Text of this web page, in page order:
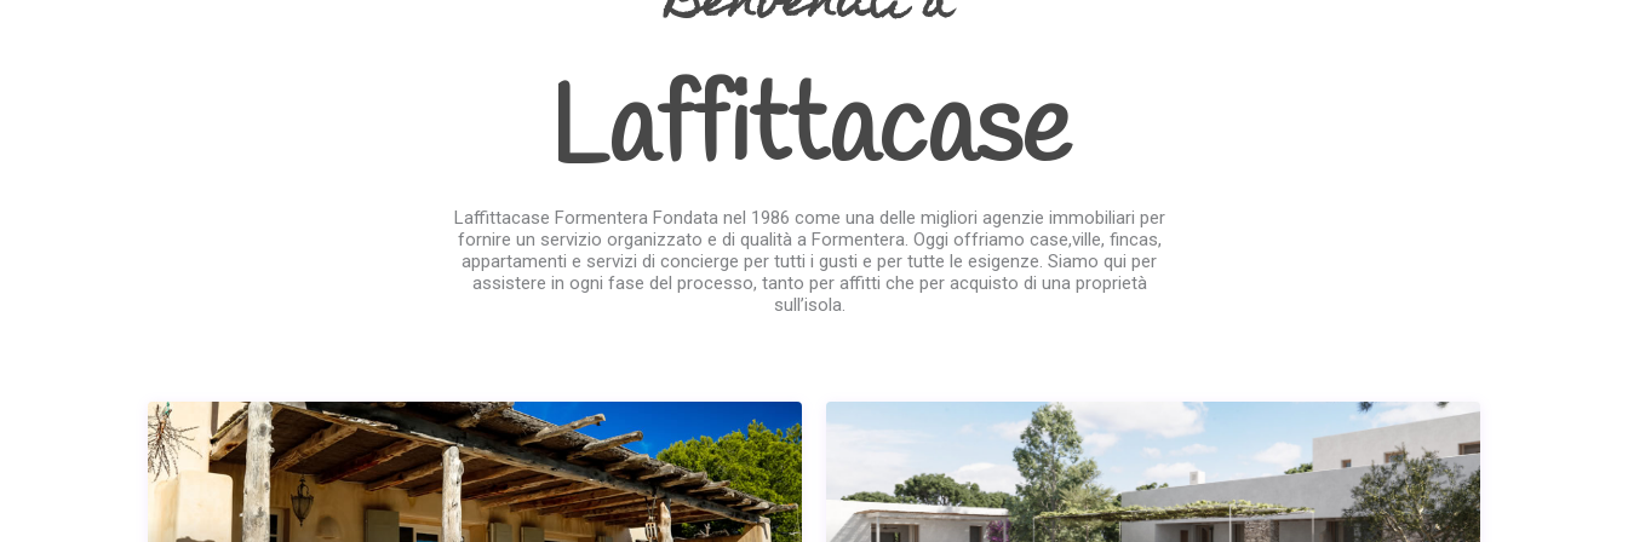
Laffittacase
Laffittacase Formentera Fondata nel 1986 come una delle migliori agenzie immobiliari per
fornire un servizio organizzato e di qualità a Formentera. Oggi offriamo case,ville, fincas,
appartamenti e servizi di concierge per tutti i gusti e per tutte le esigenze. Siamo qui per
assistere in ogni fase del processo, tanto per affitti che per acquisto di una proprietà
sull’isola.